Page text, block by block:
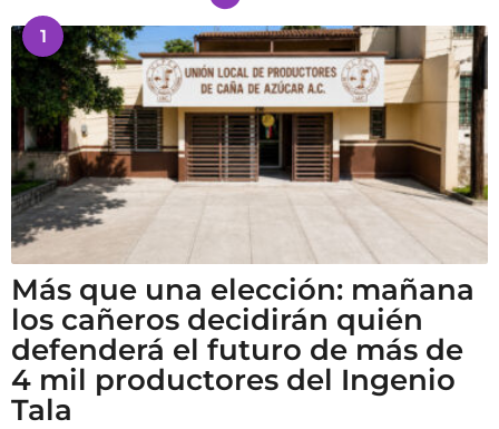
1
Más que una elección: mañana
los cañeros decidirán quién
defenderá el futuro de más de
4 mil productores del Ingenio
Tala